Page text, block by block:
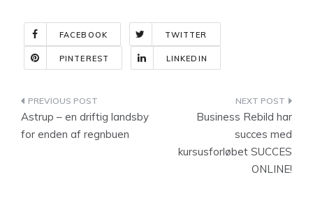
FACEBOOK TWITTER
PINTEREST LINKEDIN
Indlægsnavigation
Astrup – en driftig landsby
for enden af regnbuen
Business Rebild har
succes med
kursusforløbet SUCCES
ONLINE!